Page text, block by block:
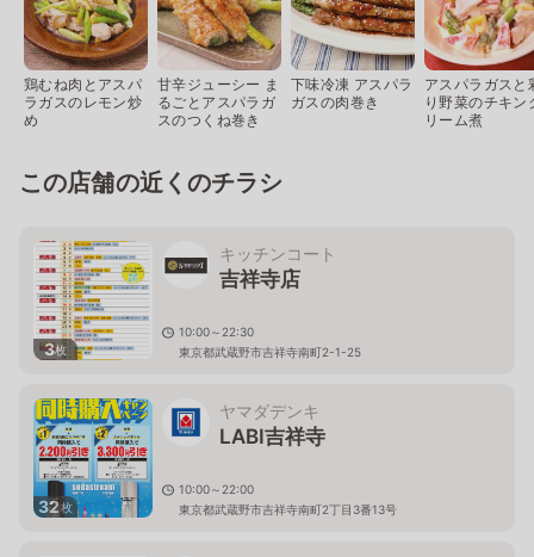
鶏むね肉とアスパ
ラガスのレモン炒
め
甘辛ジューシー ま
るごとアスパラガ
スのつくね巻き
下味冷凍 アスパラ
ガスの肉巻き
アスパラガスと
り野菜のチキン
リーム煮
この店舗の近くのチラシ
3枚
キッチンコート
吉祥寺店
10:00～22:30
東京都武蔵野市吉祥寺南町2-1-25
32枚
ヤマダデンキ
LABI吉祥寺
10:00～22:00
東京都武蔵野市吉祥寺南町2丁目3番13号